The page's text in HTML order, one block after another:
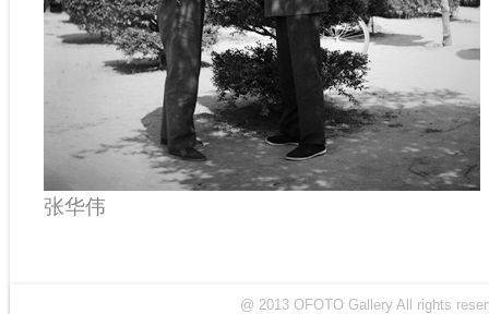
张华伟
@ 2013 OFOTO Gallery All rights